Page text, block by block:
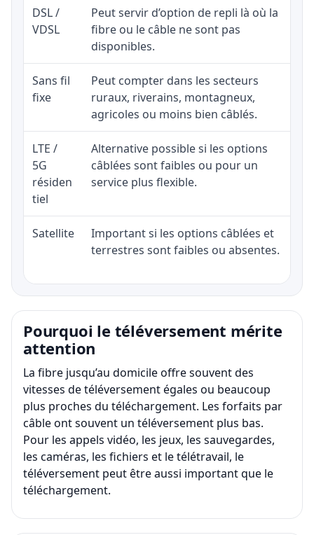
DSL /
VDSL
Peut servir d’option de repli là où la
fibre ou le câble ne sont pas
disponibles.
Sans fil
fixe
Peut compter dans les secteurs
ruraux, riverains, montagneux,
agricoles ou moins bien câblés.
LTE /
5G
résiden
tiel
Alternative possible si les options
câblées sont faibles ou pour un
service plus flexible.
Satellite
Important si les options câblées et
terrestres sont faibles ou absentes.
Pourquoi le téléversement mérite
attention
La fibre jusqu’au domicile offre souvent des
vitesses de téléversement égales ou beaucoup
plus proches du téléchargement. Les forfaits par
câble ont souvent un téléversement plus bas.
Pour les appels vidéo, les jeux, les sauvegardes,
les caméras, les fichiers et le télétravail, le
téléversement peut être aussi important que le
téléchargement.